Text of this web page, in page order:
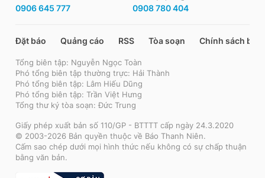
0906 645 777 0908 780 404
Đặt báo Quảng cáo RSS Tòa soạn Chính sách bảo
Tổng biên tập: Nguyễn Ngọc Toàn
Phó tổng biên tập thường trực: Hải Thành
Phó tổng biên tập: Lâm Hiếu Dũng
Phó tổng biên tập: Trần Việt Hưng
Tổng thư ký tòa soạn: Đức Trung
Giấy phép xuất bản số 110/GP - BTTTT cấp ngày 24.3.2020
© 2003-2026 Bản quyền thuộc về Báo Thanh Niên.
Cấm sao chép dưới mọi hình thức nếu không có sự chấp thuận
bằng văn bản.